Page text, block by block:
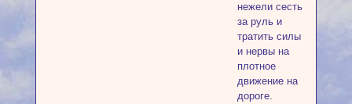
нежели сесть
за руль и
тратить силы
и нервы на
плотное
движение на
дороге.